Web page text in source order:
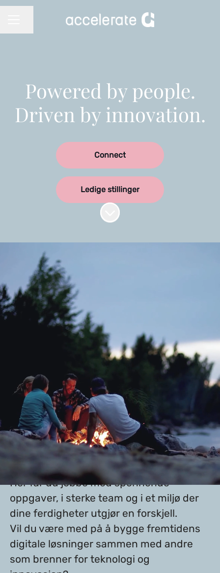
Powered by people.
Driven by innovation.
Connect
Ledige stillinger
Bla til innholdet
Hos oss er det
menneskene som gjør
forskjellen
I Accelerate jobber vi sammen for å
skape digitale løsninger som utgjør en
reell forskjell – for våre kunder, for
samfunnet og for hverandre. Vi er 250
spesialister i Norge og Sverige som
kombinerer teknologi,
forretningskunnskap og nysgjerrighet
for å drive utviklingen fremover.
Her får du jobbe med spennende
oppgaver, i sterke team og i et miljø der
dine ferdigheter utgjør en forskjell.
Vil du være med på å bygge fremtidens
digitale løsninger sammen med andre
som brenner for teknologi og